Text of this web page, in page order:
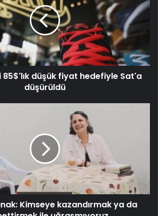
85$'lık düşük fiyat hedefiyle Sat'a
düşürüldü
Kimseye kazandırmak ya da